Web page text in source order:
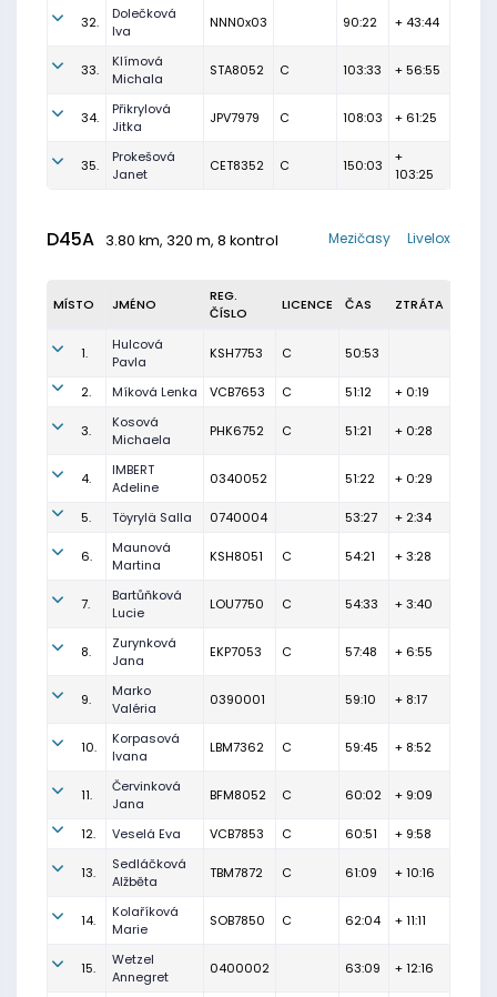
32.
Dolečková
Iva
NNN0x03 90:22 + 43:44
33.
Klímová
Michala
STA8052 C 103:33 + 56:55
34.
Přikrylová
Jitka
JPV7979 C 108:03 + 61:25
35.
Prokešová
Janet
CET8352 C 150:03
+
103:25
D45A 3.80 km, 320 m, 8 kontrol Livelox
Mezičasy
MÍSTO JMÉNO
REG.
ČÍSLO
LICENCE ČAS ZTRÁTA
1.
Hulcová
Pavla
KSH7753 C 50:53
2. Míková Lenka VCB7653 C 51:12 + 0:19
3.
Kosová
Michaela
PHK6752 C 51:21 + 0:28
4.
IMBERT
Adeline
0340052 51:22 + 0:29
5. Töyrylä Salla 0740004 53:27 + 2:34
6.
Maunová
Martina
KSH8051 C 54:21 + 3:28
7.
Bartůňková
Lucie
LOU7750 C 54:33 + 3:40
8.
Zurynková
Jana
EKP7053 C 57:48 + 6:55
9.
Marko
Valéria
0390001 59:10 + 8:17
10.
Korpasová
Ivana
LBM7362 C 59:45 + 8:52
11.
Červinková
Jana
BFM8052 C 60:02 + 9:09
12. Veselá Eva VCB7853 C 60:51 + 9:58
13.
Sedláčková
Alžběta
TBM7872 C 61:09 + 10:16
14.
Kolaříková
Marie
SOB7850 C 62:04 + 11:11
15.
Wetzel
Annegret
0400002 63:09 + 12:16